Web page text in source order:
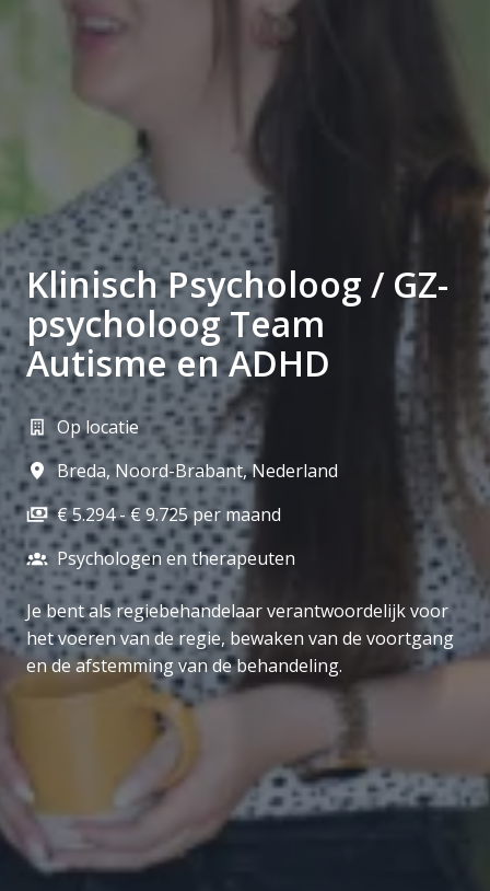
Klinisch Psycholoog / GZ-
psycholoog Team
Autisme en ADHD
Op locatie
Breda, Noord-Brabant,Nederland
€ 5.294 - € 9.725 per maand
Psychologen en therapeuten
Je bent als regiebehandelaar verantwoordelijk voor
het voeren van de regie, bewaken van de voortgang
en de afstemming van de behandeling.